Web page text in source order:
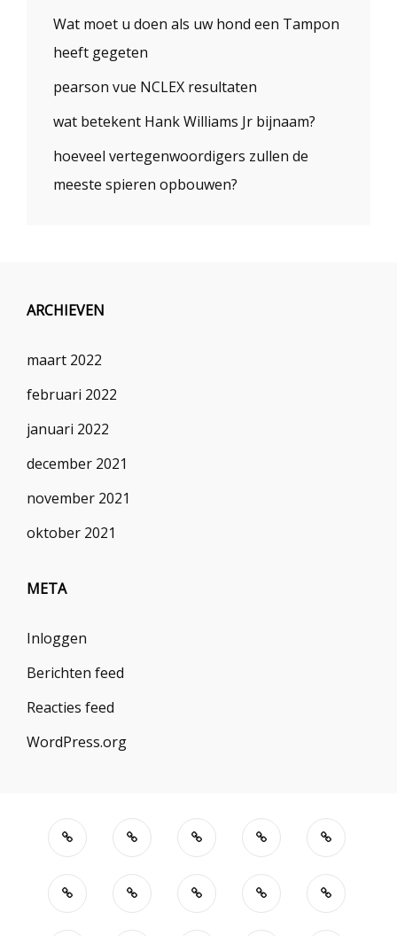
Wat moet u doen als uw hond een Tampon
heeft gegeten
pearson vue NCLEX resultaten
wat betekent Hank Williams Jr bijnaam?
hoeveel vertegenwoordigers zullen de
meeste spieren opbouwen?
ARCHIEVEN
maart 2022
februari 2022
januari 2022
december 2021
november 2021
oktober 2021
META
Inloggen
Berichten feed
Reacties feed
WordPress.org